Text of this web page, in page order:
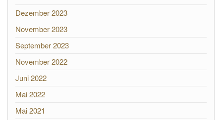
Dezember 2023
November 2023
September 2023
November 2022
Juni 2022
Mai 2022
Mai 2021